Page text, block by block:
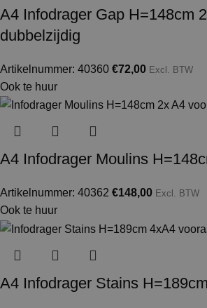
A4 Infodrager Gap H=148cm
dubbelzijdig
Artikelnummer: 40360 €72,00 Excl. BTW
Ook te huur
A4 Infodrager Moulins
Artikelnummer: 40362 €148,00 Excl. BTW
Ook te huur
A4 Infodrager Stains